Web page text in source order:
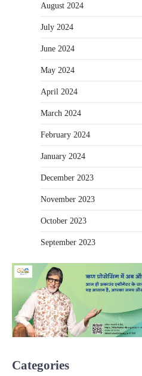
August 2024
July 2024
June 2024
May 2024
April 2024
March 2024
February 2024
January 2024
December 2023
November 2023
October 2023
September 2023
Categories